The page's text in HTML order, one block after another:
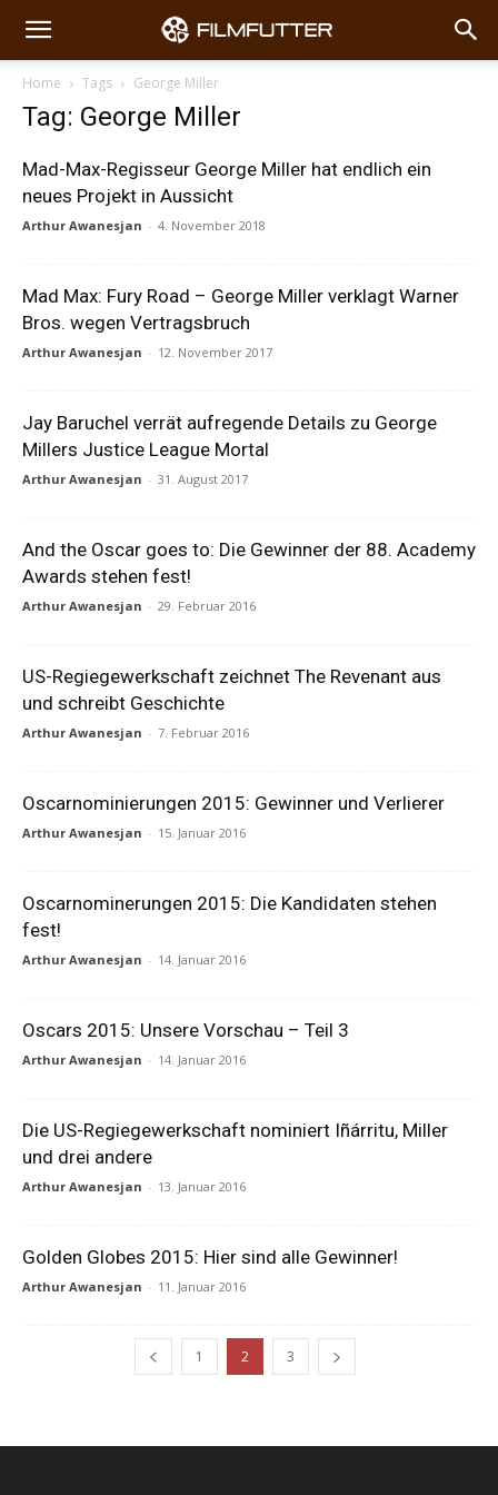
Home Tags George Miller
Tag: George Miller
Mad-Max-Regisseur George Miller hat endlich ein
neues Projekt in Aussicht
Arthur Awanesjan - 4. November 2018
Mad Max: Fury Road – George Miller verklagt Warner
Bros. wegen Vertragsbruch
Arthur Awanesjan - 12. November 2017
Jay Baruchel verrät aufregende Details zu George
Millers Justice League Mortal
Arthur Awanesjan - 31. August 2017
And the Oscar goes to: Die Gewinner der 88. Academy
Awards stehen fest!
Arthur Awanesjan - 29. Februar 2016
US-Regiegewerkschaft zeichnet The Revenant aus
und schreibt Geschichte
Arthur Awanesjan - 7. Februar 2016
Oscarnominierungen 2015: Gewinner und Verlierer
Arthur Awanesjan - 15. Januar 2016
Oscarnominerungen 2015: Die Kandidaten stehen
fest!
Arthur Awanesjan - 14. Januar 2016
Oscars 2015: Unsere Vorschau – Teil 3
Arthur Awanesjan - 14. Januar 2016
Die US-Regiegewerkschaft nominiert Iñárritu, Miller
und drei andere
Arthur Awanesjan - 13. Januar 2016
Golden Globes 2015: Hier sind alle Gewinner!
Arthur Awanesjan - 11. Januar 2016
1 2 3